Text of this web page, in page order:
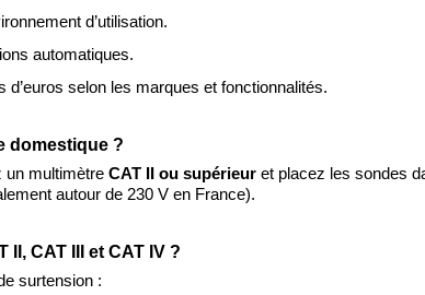
d’utilisation.
automatiques.
selon les marques et fonctionnalités.
domestique ?
un multimètre CAT II ou supérieur et placez les sondes
autour de 230 V en France).
CAT III et CAT IV ?
surtension :